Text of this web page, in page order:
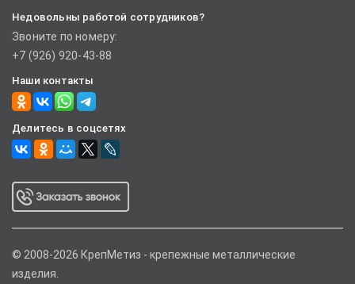
Недовольны работой сотрудников?
Звоните по номеру:
+7 (926) 920-43-88
Наши контакты
Делитесь в соцсетях
© 2008-2026 КрепМетиз - крепежные металлические
изделия.